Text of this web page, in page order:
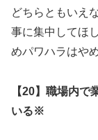
どちらとも
事に集中してほ
めパワハラはや
【20】職場内で
いる※